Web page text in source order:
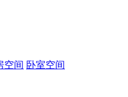
空间 卧室空间